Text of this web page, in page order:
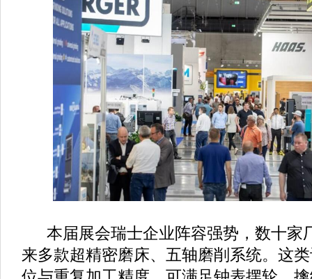
本届展会瑞士企业阵容强势，数十家
来多款超精密磨床、五轴磨削系统。这